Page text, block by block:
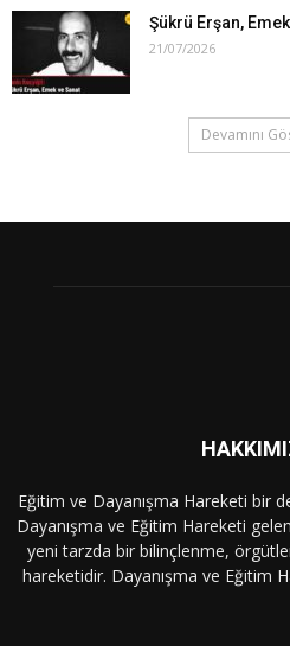
Şükrü Erşan,
21/07/2026
Devamını
Eğitim ve Dayanışma Hareketi bir
Dayanışma ve Eğitim Hareketi
yeni tarzda bir bilinçlenme,
hareketidir. Dayanışma ve Eğitim